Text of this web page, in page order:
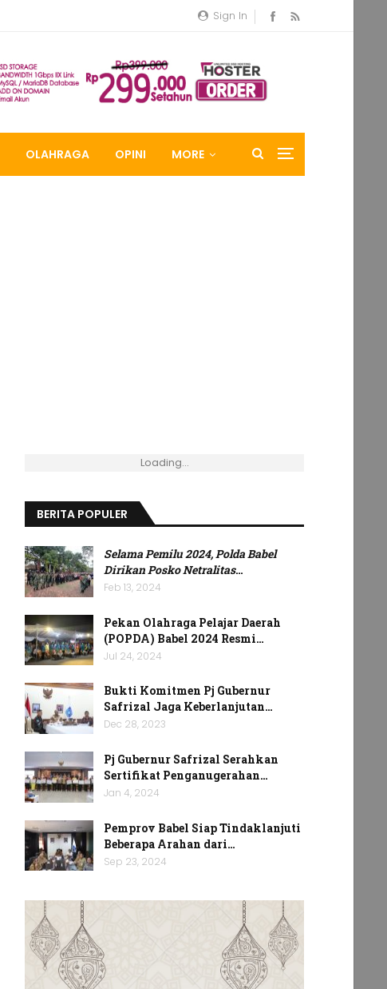
Sign In
OLAHRAGA OPINI MORE
Loading...
BERITA POPULER
Selama Pemilu 2024, Polda Babel
Dirikan Posko Netralitas…
Feb 13, 2024
Pekan Olahraga Pelajar Daerah
(POPDA) Babel 2024 Resmi…
Jul 24, 2024
Bukti Komitmen Pj Gubernur
Safrizal Jaga Keberlanjutan…
Dec 28, 2023
Pj Gubernur Safrizal Serahkan
Sertifikat Penganugerahan…
Jan 4, 2024
Pemprov Babel Siap Tindaklanjuti
Beberapa Arahan dari…
Sep 23, 2024